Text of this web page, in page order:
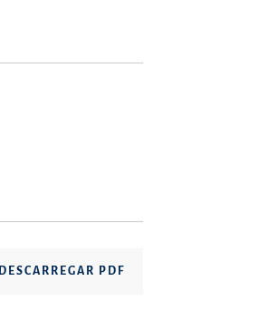
DESCARREGAR PDF